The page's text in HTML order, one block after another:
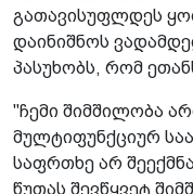
გათავისუფლდეს
დაინიშნოს
პასუხობს, რომ
"ჩემი შიმშილობა
მულტიფუნქციურ
საფრთხე არ
წუთას შევწყვეტ